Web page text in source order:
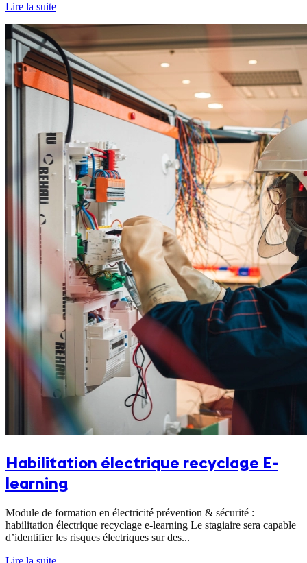
Lire la suite
Habilitation électrique recyclage E-
learning
Module de formation en électricité prévention & sécurité :
habilitation électrique recyclage e-learning Le stagiaire sera capable
d’identifier les risques électriques sur des...
Lire la suite